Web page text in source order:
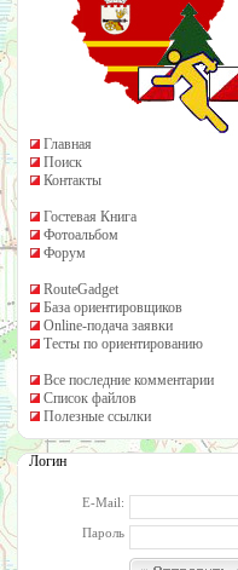
Главная
Поиск
Контакты
Гостевая Книга
Фотоальбом
Форум
RouteGadget
База ориентировщиков
Online-подача заявки
Тесты по ориентированию
Все последние комментарии
Список файлов
Полезные ссылки
Логин
E-Mail:
Пароль